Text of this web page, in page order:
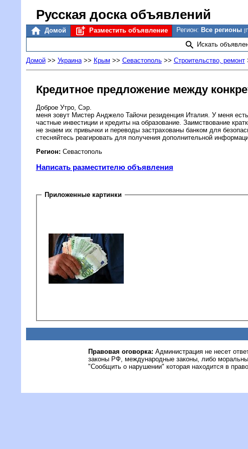
Русская доска объявлений
Домой Разместить объявление Регион: Все регионы
Искать
Домой>> Украина>> Крым >> Севастополь>> Строительство, ремонт
Кредитное предложение между
Доброе Утро, Сэр.
меня зовут Мистер Анджело Тайочи резиденция Италия. У меня
частные инвестиции и кредиты на образование. Заимствование
не знаем их привычки и переводы застрахованы банком для
стесняйтесь реагировать для получения дополнительной
Регион: Севастополь
Написать разместителю объявления
Приложенные картинки
Правовая оговорка: Администрация не несет
законы РФ, международные законы, либо
"Сообщить о нарушении" которая находится в